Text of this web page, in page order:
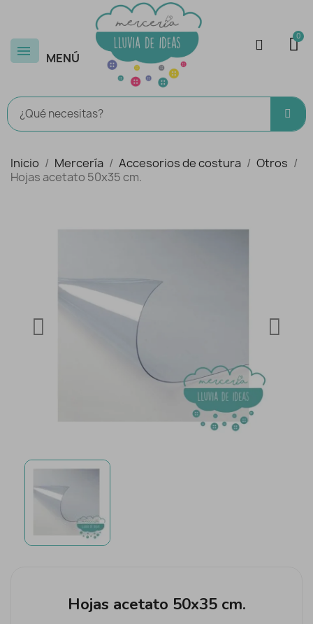
MENÚ
Inicio Mercería Accesorios de costura
Otros
Hojas acetato 50x35 cm.
Hojas acetato 50x35 cm.